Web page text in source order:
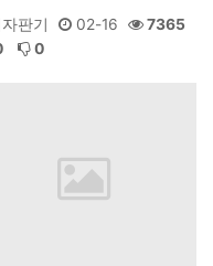
판기 02-16
7365
0